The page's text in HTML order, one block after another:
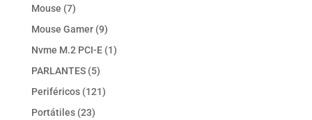
Mouse 77
productos
Mouse Gamer 99
productos
Nvme M.2 PCI-E 11
PARLANTES 55
productos
Periféricos 121121
Portátiles 2323